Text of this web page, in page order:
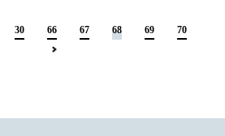
30 66 67 68 69 70